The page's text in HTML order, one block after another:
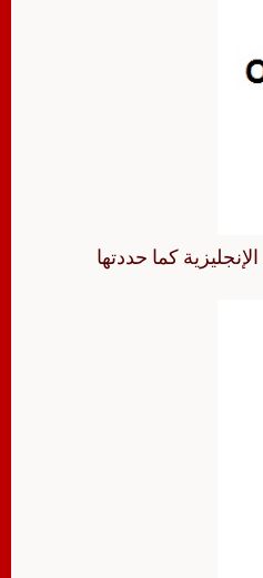
الإنجليزية كما حددتها